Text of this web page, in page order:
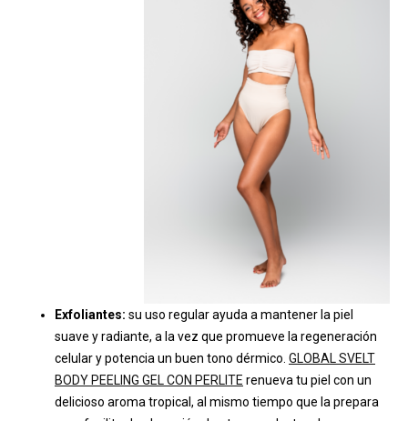
Exfoliantes: su uso regular ayuda a mantener la piel
suave y radiante, a la vez que promueve la regeneración
celular y potencia un buen tono dérmico. GLOBAL SVELT
BODY PEELING GEL CON PERLITE renueva tu piel con un
delicioso aroma tropical, al mismo tiempo que la prepara